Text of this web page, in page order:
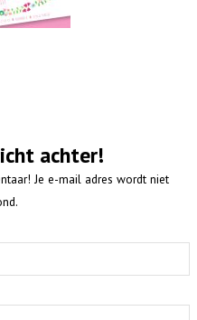
achter!
Je e-mail adres wordt niet